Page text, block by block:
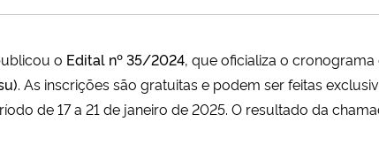
o Edital nº 35/2024, que oficializa o
. As inscrições são gratuitas e podem ser feitas
de 17 a 21 de janeiro de 2025. O resultado da